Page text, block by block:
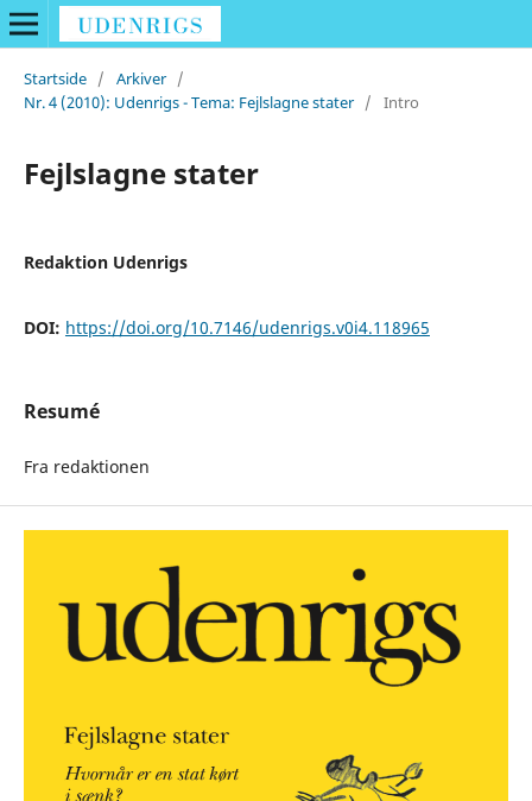
Startside / Arkiver /
Nr. 4 (2010): Udenrigs - Tema: Fejlslagne stater / Intro
Fejlslagne stater
Redaktion Udenrigs
DOI: https://doi.org/10.7146/udenrigs.v0i4.118965
Resumé
Fra redaktionen